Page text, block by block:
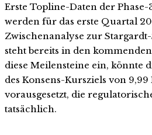
Erste Topline-Daten der
werden für das erste Quartal
Zwischenanalyse zur
steht bereits in den
diese Meilensteine ein, könnte
des Konsens-Kursziels von
vorausgesetzt, die
tatsächlich.